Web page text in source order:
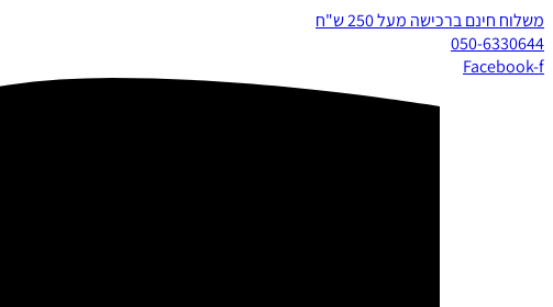
משלוח חינם ברכישה מעל 250 ש"ח
050-6330644
Facebook-f